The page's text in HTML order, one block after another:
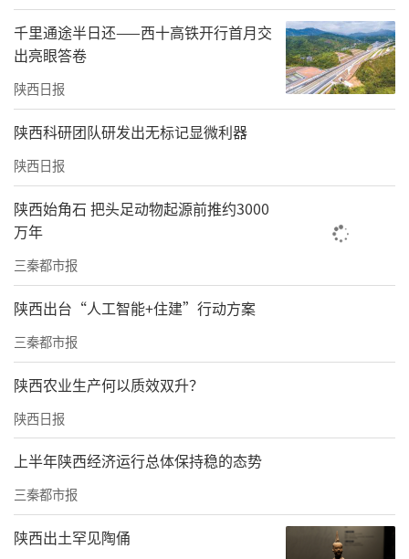
会议强调，开展作风建设专项行动是省委落实
习近平总书记关于作风建设重要指示作出的决
策部署，是推进清廉陕西建设的重要举措。应
急管理工作事关经济社会稳定发展大局和人民
生命财产安全，责任重大、任务艰巨，需要以
过硬的作风做保障。全厅党员干部要充分认识
作风建设对于搞好应急管理工作的重要性、紧
迫性，增强责任感和使命感，按照省委书记刘
国中在省委十四届二次全会提出的“对党忠
诚、担当尽责、一心为民、勤学善做、真抓实
干、清正廉洁”要求，大力改进和加强作风，
把“勤快严实精细廉”作风体现在工作中、落
实到行动上。
会议要求，
全面从严治党主体责任的重要任务，以落实省
委清廉陕西建设的意见和强化激励约束推动作
风建设的若干措施为主要抓手，紧密结合实际
作出安排部署，认真推进工作落实。党委书记
千里通途半日还——西十高铁开行首月交
出亮眼答卷
陕西日报
陕西科研团队研发出无标记显微利器
陕西日报
陕西始角石 把头足动物起源前推约3000
万年
三秦都市报
陕西出台“人工智能+住建”行动方案
三秦都市报
陕西农业生产何以质效双升？
陕西日报
上半年陕西经济运行总体保持稳的态势
三秦都市报
陕西出土罕见陶俑